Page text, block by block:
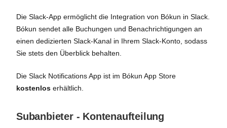
Die Slack-App ermöglicht die Integration von Bókun in Slack.
Bókun sendet alle Buchungen und Benachrichtigungen an
einen dedizierten Slack-Kanal in Ihrem Slack-Konto, sodass
Sie stets den Überblick behalten.
Die Slack Notifications App ist im Bókun App Store
kostenlos erhältlich.
Subanbieter - Kontenaufteilung